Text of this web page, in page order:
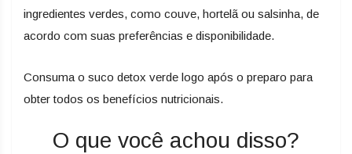
ingredientes verdes, como couve, hortelã ou salsinha, de
acordo com suas preferências e disponibilidade.
Consuma o suco detox verde logo após o preparo para
obter todos os benefícios nutricionais.
O que você achou disso?